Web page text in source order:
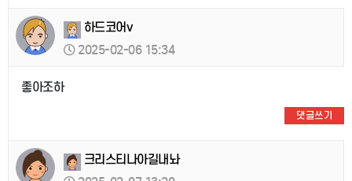
하드코어v
2025-02-06 15:34
좋아조하
댓글쓰기
크리스티나아길내놔